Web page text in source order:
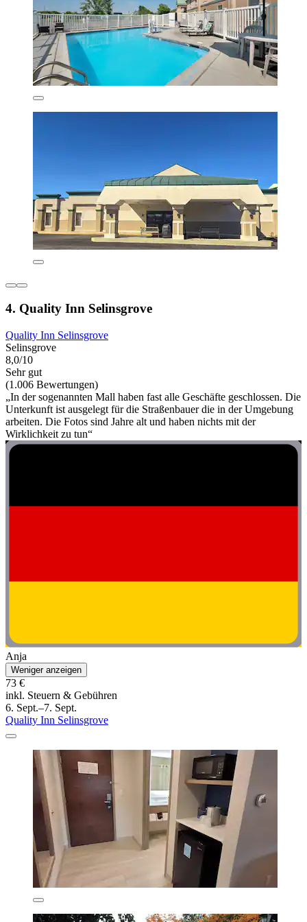
4. Quality Inn Selinsgrove
Quality Inn Selinsgrove
Selinsgrove
8,0/10
Sehr gut
(1.006 Bewertungen)
„In der sogenannten Mall haben fast alle Geschäfte geschlossen. Die
Unterkunft ist ausgelegt für die Straßenbauer die in der Umgebung
arbeiten. Die Fotos sind Jahre alt und haben nichts mit der
Wirklichkeit zu tun“
Anja
Weniger anzeigen
73 €
inkl. Steuern & Gebühren
6. Sept.–7. Sept.
Quality Inn Selinsgrove